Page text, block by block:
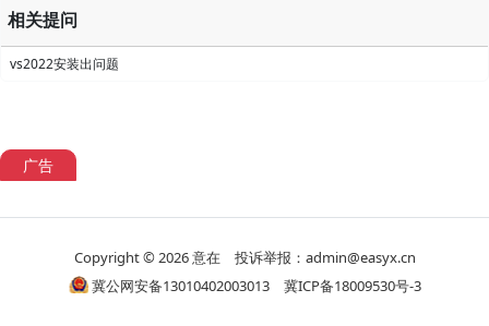
相关提问
vs2022安装出问题
广告
Copyright © 2026意在投诉举报：admin@easyx.cn
冀公网安备13010402003013
冀ICP备18009530号-3